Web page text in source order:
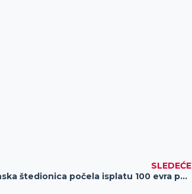
SLEDEĆE
Poštanska štedionica počela isplatu 100 evra penzionerima, redovi od ranog jutra